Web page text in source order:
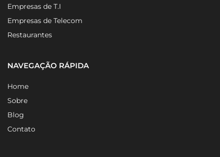
Empresas de T.I
Empresas de Telecom
Restaurantes
NAVEGAÇÃO RÁPIDA
Home
Sobre
Blog
Contato